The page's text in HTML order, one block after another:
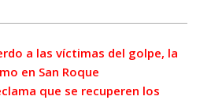
a las víctimas del golpe, la
en San Roque
que se recuperen los